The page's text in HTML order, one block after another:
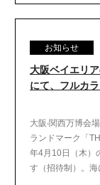
お知らせ
大阪ベイエリ
にて、フルカ
大阪‧関西万博会
ランドマーク「
年4月10日（木）
す（招待制）。海